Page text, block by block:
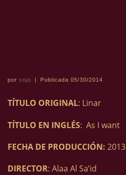
por cojo | Publicada 05/30/2014
TÍTULO ORIGINAL: Linar
TÍTULO EN INGLÉS: As I want
FECHA DE PRODUCCIÓN: 2013
DIRECTOR: Alaa Al Sa’id